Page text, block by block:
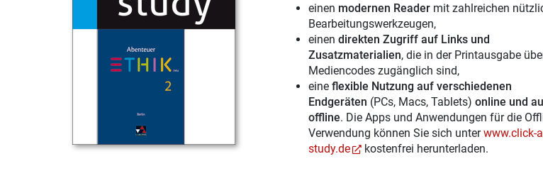
einen modernen Readermit zahlreichen
Bearbeitungswerkzeugen,
einen direkten Zugriff auf Links und
Zusatzmaterialien, die in der Printausgabe
Mediencodes zugänglich sind,
eine flexible Nutzung auf verschiedenen
Endgeräten (PCs, Macs, Tablets) online und
offline. Die Apps und Anwendungen für die
Verwendung können Sie sich unterwww.click-
study.de
kostenfrei herunterladen.